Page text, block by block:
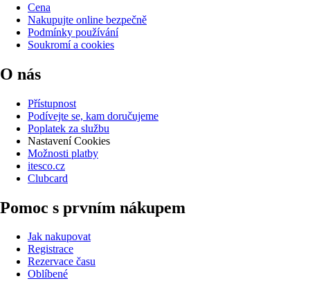
Cena
Nakupujte online bezpečně
Podmínky používání
Soukromí a cookies
O nás
Přístupnost
Podívejte se, kam doručujeme
Poplatek za službu
Nastavení Cookies
Možnosti platby
itesco.cz
Clubcard
Pomoc s prvním nákupem
Jak nakupovat
Registrace
Rezervace času
Oblíbené